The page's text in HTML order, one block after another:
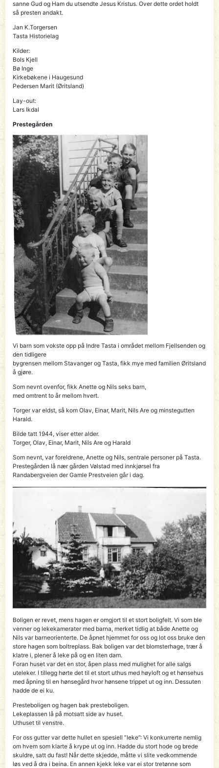
sanne Gud og Ham du utsendte Jesus Kristus. Over dette ordet holdt
så presten andakt.
Jan K.Torgersen
Tasta Historielag
Kilder:
Bols Kjell
Bø Inge
Kirkebøkene i Haugesund
Pedersen Marit (Øritsland)
Lay-out:
Lars Ikdal
Prestegården
Vi barn som vokste opp på Indre Tasta i området mellom Fjellsenden og
den tidligere
bygrensen mellom Stavanger og Tasta, fikk mye med familien Øritsland
å gjøre.
Som nevnt ovenfor, fikk Anette og Nils seks barn,
med omtrent to år mellom hvert.
Torger var eldst, så kom Olav, Einar, Marit, Nils Are og minstegutten
Harald.
Bilde tatt 1944, viser etter alder.
Torger, Olav, Einar, Marit, Nils Are og Harald
Som nevnt, var foreldrene, Anette og Nils, sentrale personer på Tasta.
Prestegården lå nær gården Vølstad med innkjørsel fra
Randabergveien der Gamle Prestveien går i dag.
Boligen er revet, mens hagen er omgjort til et stort boligfelt. Vi som ble
venner og lekekamerater med barna, merket tidlig at både Anette og
Nils var barneorienterte. De åpnet hjem­met for oss og lot oss bruke den
store hagen som boltreplass. Bak boligen var det blomster­hage, trær å
klatre i, plener å leke på og en liten dam.
Foran huset var det en stor, åpen plass med mulighet for alle salgs
uteleker. I tillegg hørte det til et stort uthus med høyloft og et hønsehus
med åpning til en hønsegård hvor hønsene trippet ut og inn. Dessuten
hadde de ei ku.
Presteboligen og hagen bak presteboligen.
Lekeplassen lå på motsatt side av huset.
Uthuset til venstre.
For oss gutter var dette hullet en spesiell ”leke”: Vi konkurrerte nemlig
om hvem som klarte å krype ut og inn. Hadde du stort hode og brede
skuldre, satt du fast! Når dette skjedde, måtte vi slite vedkommende
løs ved å dra i beina. En annen kjekk leke var ei stor tretønne som